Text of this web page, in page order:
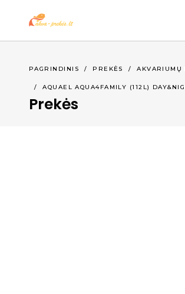
PAGRINDINIS / PREKĖS /AKVARIUMŲ
/AQUAEL AQUA4FAMILY (112L)
Prekės